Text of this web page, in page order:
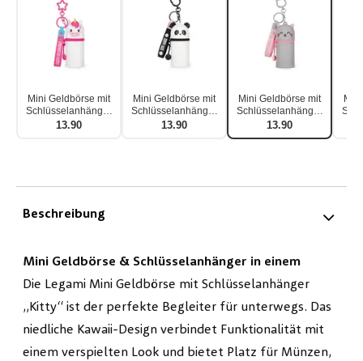
Mini Geldbörse mit
Schlüsselanhänger
Kawaii Einhorn
13.90
Mini Geldbörse mit
Schlüsselanhänger
Kawaii Panda
13.90
Mini Geldbörse mit
Schlüsselanhänger
Kawaii Kitty
13.90
Beschreibung
Mini Geldbörse & Schlüsselanhänger in einem
Die Legami Mini Geldbörse mit Schlüsselanhänger
„Kitty“ ist der perfekte Begleiter für unterwegs. Das
niedliche Kawaii-Design verbindet Funktionalität mit
einem verspielten Look und bietet Platz für Münzen,